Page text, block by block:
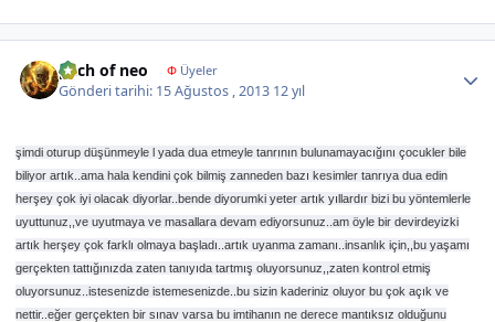
pach of neo ΦÜyeler
Gönderi tarihi: 15 Ağustos , 2013 12 yıl
şimdi oturup düşünmeyle l yada dua etmeyle tanrının bulunamayacığını çocukler bile
biliyor artık..ama hala kendini çok bilmiş zanneden bazı kesimler tanrıya dua edin
herşey çok iyi olacak diyorlar..bende diyorumki yeter artık yıllardır bizi bu yöntemlerle
uyuttunuz,,ve uyutmaya ve masallara devam ediyorsunuz..am öyle bir devirdeyizki
artık herşey çok farklı olmaya başladı..artık uyanma zamanı..insanlık için,,bu yaşamı
gerçekten tattığınızda zaten tanıyıda tartmış oluyorsunuz,,zaten kontrol etmiş
oluyorsunuz..istesenizde istemesenizde..bu sizin kaderiniz oluyor bu çok açık ve
nettir..eğer gerçekten bir sınav varsa bu imtihanın ne derece mantıksız olduğunu